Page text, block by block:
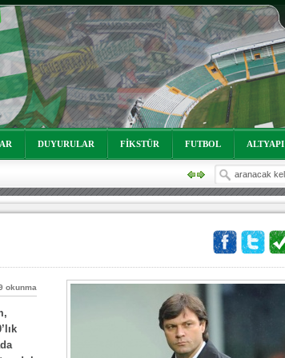
DUYURULAR FİKSTÜR FUTBOL ALTYAPI
okunma